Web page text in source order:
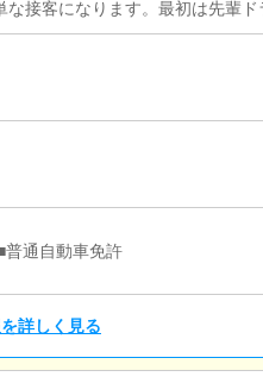
接客になります。最初は先輩ド
、未経験の方でも安心して働け
します。
普通自動車免許
詳しく見る